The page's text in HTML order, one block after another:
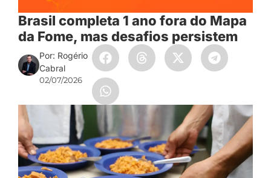
Brasil completa 1 ano fora do Mapa
da Fome, mas desafios persistem
Por: Rogério
Cabral
02/07/2026